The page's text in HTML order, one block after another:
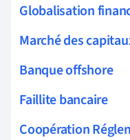
Globalisation
Marché des
Banque offshore
Faillite bancaire
Coopération